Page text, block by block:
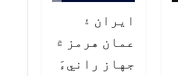
ايران ۽
عمان هرمز ۾
جهاز رانيءَ